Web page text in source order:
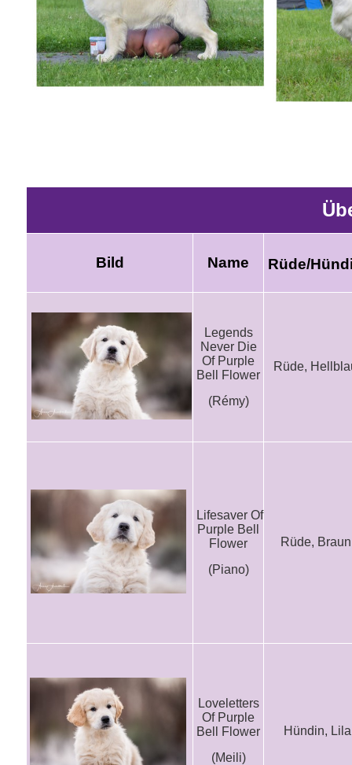
Bild Name Rüde/
Legends
Never Die
Of Purple
Bell Flower
(Rémy)
Rüde,
Lifesaver Of
Purple Bell
Flower
(Piano)
Rüde, Braun
Loveletters
Of Purple
Bell Flower
(Meili)
Hündin, Lila